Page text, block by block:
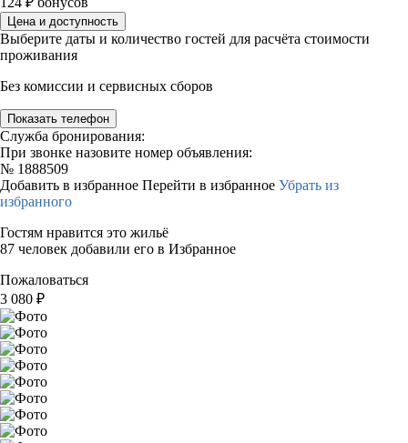
Цена и доступность
Выберите даты и количество гостей для расчёта стоимости
проживания
Без комиссии и сервисных сборов
Показать телефон
Служба бронирования:
При звонке назовите номер объявления:
№ 1888509
Добавить в избранное Перейти в избранное Убрать из
избранного
Гостям нравится это жильё
87 человек добавили его в Избранное
Пожаловаться
3 080 ₽